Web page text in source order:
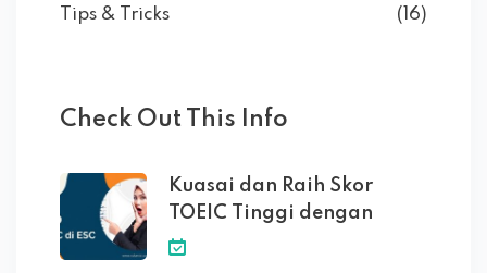
Tips & Tricks (16)
Check Out This Info
Kuasai dan Raih Skor
TOEIC Tinggi dengan